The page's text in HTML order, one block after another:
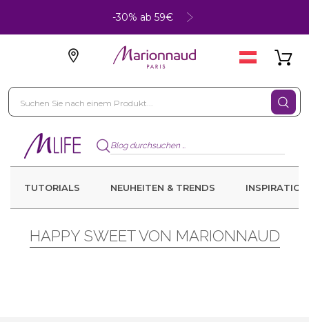
-30% ab 59€
TUTORIALS NEUHEITEN & TRENDS INSPIRATION
HAPPY SWEET VON MARIONNAUD